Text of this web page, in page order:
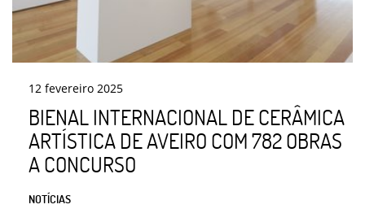
12 fevereiro 2025
BIENAL INTERNACIONAL DE CERÂMICA
ARTÍSTICA DE AVEIRO COM 782 OBRAS
A CONCURSO
NOTÍCIAS